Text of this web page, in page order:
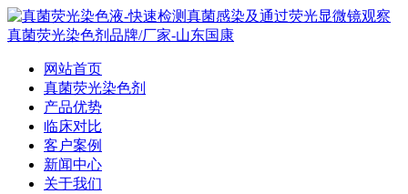
网站首页
真菌荧光染色剂
产品优势
临床对比
客户案例
新闻中心
关于我们